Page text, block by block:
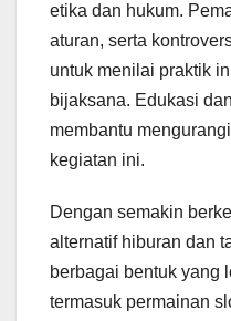
etika dan hukum.
aturan, serta
untuk menilai praktik
bijaksana. Edukasi
membantu
kegiatan ini.
Dengan semakin
alternatif hiburan dan
berbagai bentuk yang
termasuk permainan